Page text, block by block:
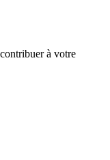
à votre